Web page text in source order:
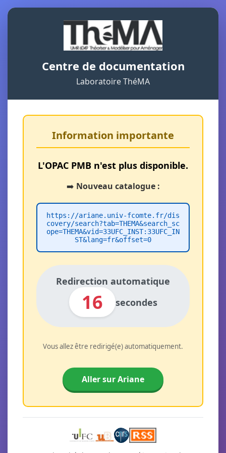
Centre de documentation
Laboratoire ThéMA
Information importante
L'OPAC PMB n'est plus disponible.
➡️ Nouveau catalogue :
https://ariane.univ-fcomte.fr/dis
covery/search?tab=THEMA&search_sc
ope=THEMA&vid=33UFC_INST:33UFC_IN
ST&lang=fr&offset=0
Redirection automatique
16 secondes
Vous allez être redirigé(e) automatiquement.
Aller sur Ariane